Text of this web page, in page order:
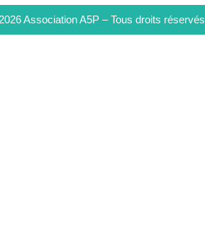
Association A5P – Tous droits réservés